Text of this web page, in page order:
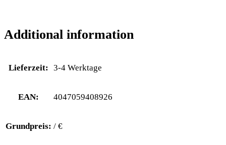
Additional information
Lieferzeit: 3-4 Werktage
EAN: 4047059408926
Grundpreis: / €